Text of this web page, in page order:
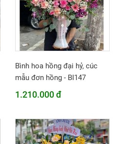
Bình hoa hồng đại hỷ, cúc
mẫu đơn hồng - BI147
1.210.000 đ